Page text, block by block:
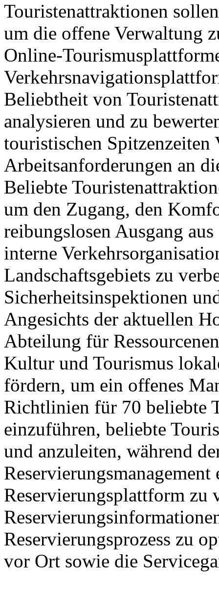
Touristenattraktionen
um die offene Verwaltung
Online-
Beliebtheit von
analysieren und zu
touristischen Spitzenzeiten
Arbeitsanforderungen an
Beliebte
um den Zugang, den
reibungslosen Ausgang
interne
Landschaftsgebiets zu
Sicherheitsinspektionen
Angesichts der aktuellen
Abteilung für
Kultur und Tourismus
fördern, um ein offenes
Richtlinien für 70 beliebte
einzuführen, beliebte
und anzuleiten, während
Reservierungsplattform zu
Reservierungsprozess zu
vor Ort sowie die